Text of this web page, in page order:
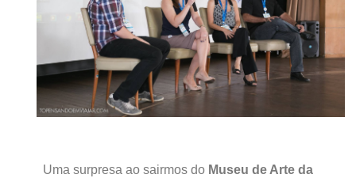
Uma surpresa ao sairmos do Museu de Arte da